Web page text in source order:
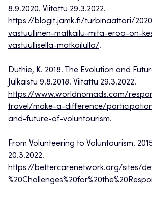
8.9.2020. Viitattu 29.3.2022.
https://blogit.jamk.fi/turbinaattori/
vastuullinen-matkailu-mita-eroa-on-
vastuullisella-matkailulla/.
Duthie, K. 2018. The Evolution and
Julkaistu 9.8.2018. Viitattu 29.3.2022.
https://www.worldnomads.com/
travel/make-a-difference/
and-future-of-voluntourism.
From Volunteering to Voluntourism.
20.3.2022.
https://bettercarenetwork.org/sites/